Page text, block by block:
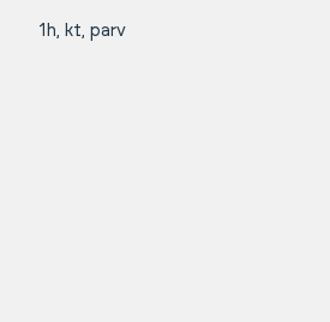
1h, kt, parv